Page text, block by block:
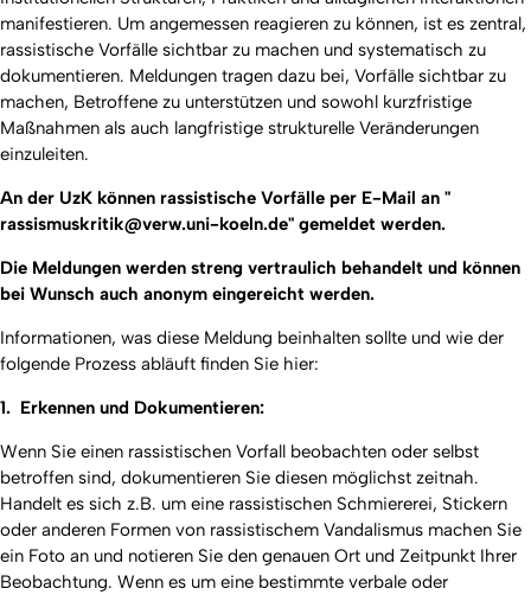
manifestieren. Um angemessen reagieren zu können, ist es zentral,
rassistische Vorfälle sichtbar zu machen und systematisch zu
dokumentieren. Meldungen tragen dazu bei, Vorfälle sichtbar zu
machen, Betroffene zu unterstützen und sowohl kurzfristige
Maßnahmen als auch langfristige strukturelle Veränderungen
einzuleiten.
An der UzK können rassistische Vorfälle per E-Mail an "
rassismuskritik@verw.uni-koeln.de" gemeldet werden.
Die Meldungen werden streng vertraulich behandelt und können
bei Wunsch auch anonym eingereicht werden.
Informationen, was diese Meldung beinhalten sollte und wie der
folgende Prozess abläuft finden Sie hier:
1. Erkennen und Dokumentieren:
Wenn Sie einen rassistischen Vorfall beobachten oder selbst
betroffen sind, dokumentieren Sie diesen möglichst zeitnah.
Handelt es sich z.B. um eine rassistischen Schmiererei, Stickern
oder anderen Formen von rassistischem Vandalismus machen Sie
ein Foto an und notieren Sie den genauen Ort und Zeitpunkt Ihrer
Beobachtung. Wenn es um eine bestimmte verbale oder